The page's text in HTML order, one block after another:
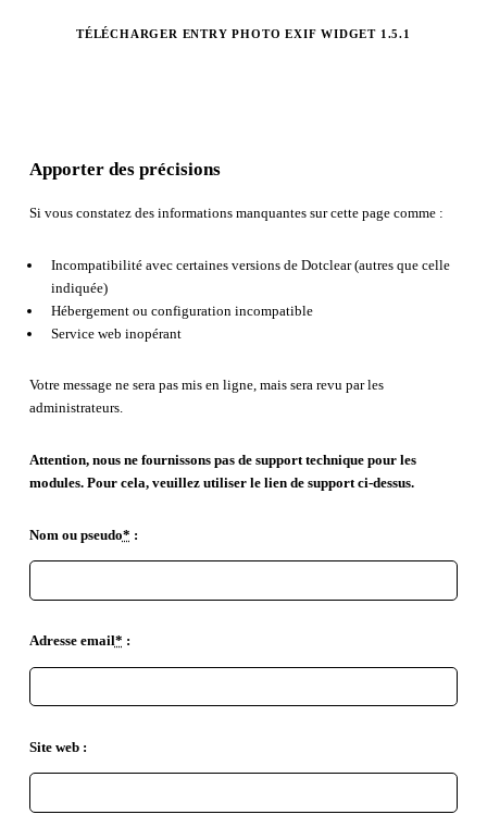
TÉLÉCHARGER ENTRY PHOTO EXIF WIDGET 1.5.1
Apporter des précisions
Si vous constatez des informations manquantes sur cette page comme :
Incompatibilité avec certaines versions de Dotclear (autres que celle
indiquée)
Hébergement ou configuration incompatible
Service web inopérant
Votre message ne sera pas mis en ligne, mais sera revu par les
administrateurs.
Attention, nous ne fournissons pas de support technique pour les
modules. Pour cela, veuillez utiliser le lien de support ci-dessus.
Nom ou pseudo* :
Adresse email* :
Site web :